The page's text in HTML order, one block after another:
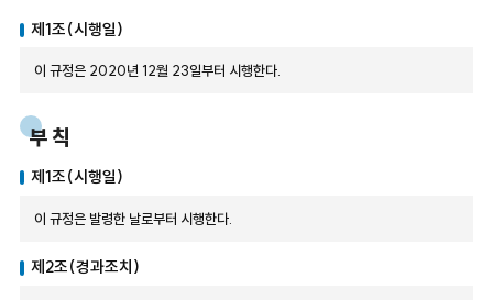
제1조(시행일)
이 규정은 2020년 12월 23일부터 시행한다.
부 칙
제1조(시행일)
이 규정은 발령한 날로부터 시행한다.
제2조(경과조치)